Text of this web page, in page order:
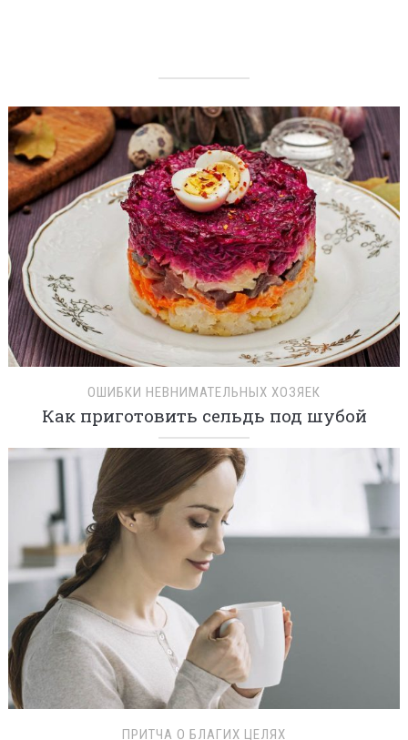
ОШИБКИ НЕВНИМАТЕЛЬНЫХ ХОЗЯЕК
Как приготовить сельдь под шубой
ПРИТЧА О БЛАГИХ ЦЕЛЯХ